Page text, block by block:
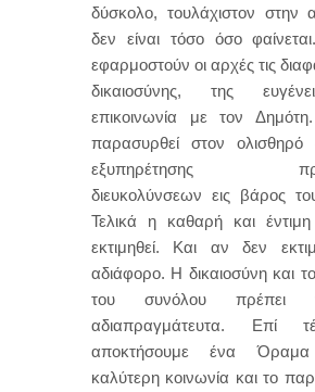
δύσκολο, τουλάχιστον στην
δεν είναι τόσο όσο
εφαρμοστούν οι αρχές τις
δικαιοσύνης, της
επικοινωνία με τον
παρασυρθεί στον ολισθηρό
εξυπηρέτησης
διευκολύνσεων εις βάρος
Τελικά η καθαρή και
εκτιμηθεί. Και αν δεν
αδιάφορο. Η δικαιοσύνη και
του συνόλου πρέπει
αδιαπραγμάτευτα. Επί
αποκτήσουμε ένα
καλύτερη κοινωνία και το